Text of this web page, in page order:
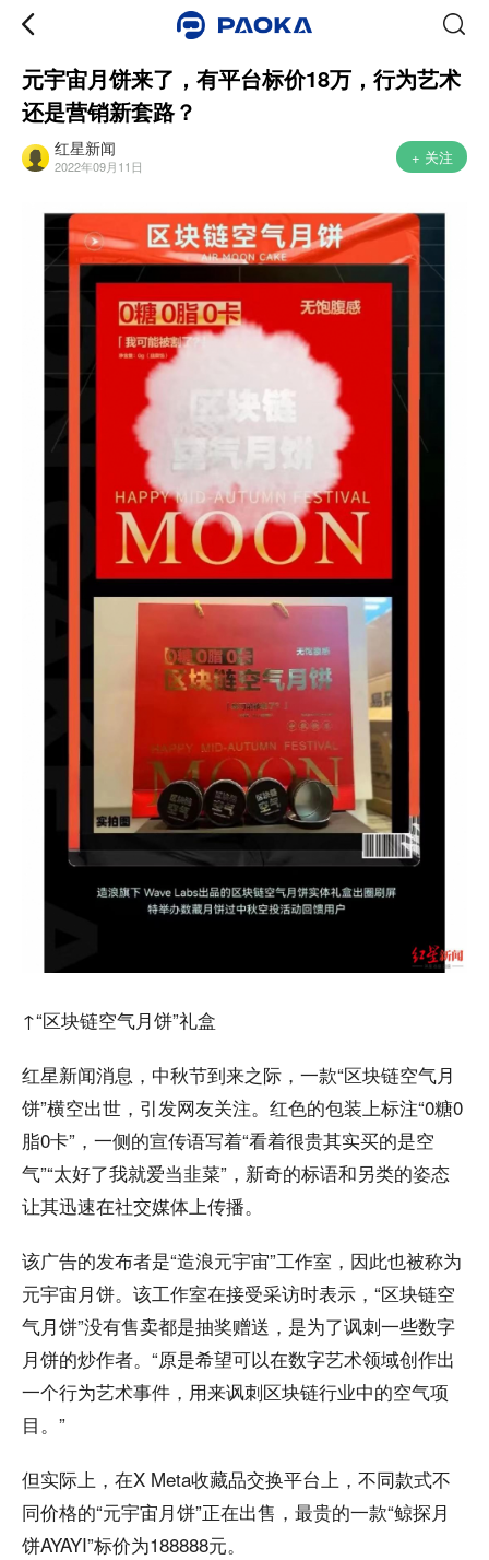
元宇宙月饼来了，有平台标价18万，行为艺术
还是营销新套路？
红星新闻
2022年09月11日 + 关注
↑“区块链空气月饼”礼盒
红星新闻消息，中秋节到来之际，一款“区块链空气月
饼”横空出世，引发网友关注。红色的包装上标注“0糖0
脂0卡”，一侧的宣传语写着“看着很贵其实买的是空
气”“太好了我就爱当韭菜”，新奇的标语和另类的姿态
让其迅速在社交媒体上传播。
该广告的发布者是“造浪元宇宙”工作室，因此也被称为
元宇宙月饼。该工作室在接受采访时表示，“区块链空
气月饼”没有售卖都是抽奖赠送，是为了讽刺一些数字
月饼的炒作者。“原是希望可以在数字艺术领域创作出
一个行为艺术事件，用来讽刺区块链行业中的空气项
目。”
但实际上，在X Meta收藏品交换平台上，不同款式不
同价格的“元宇宙月饼”正在出售，最贵的一款“鲸探月
饼AYAYI”标价为188888元。